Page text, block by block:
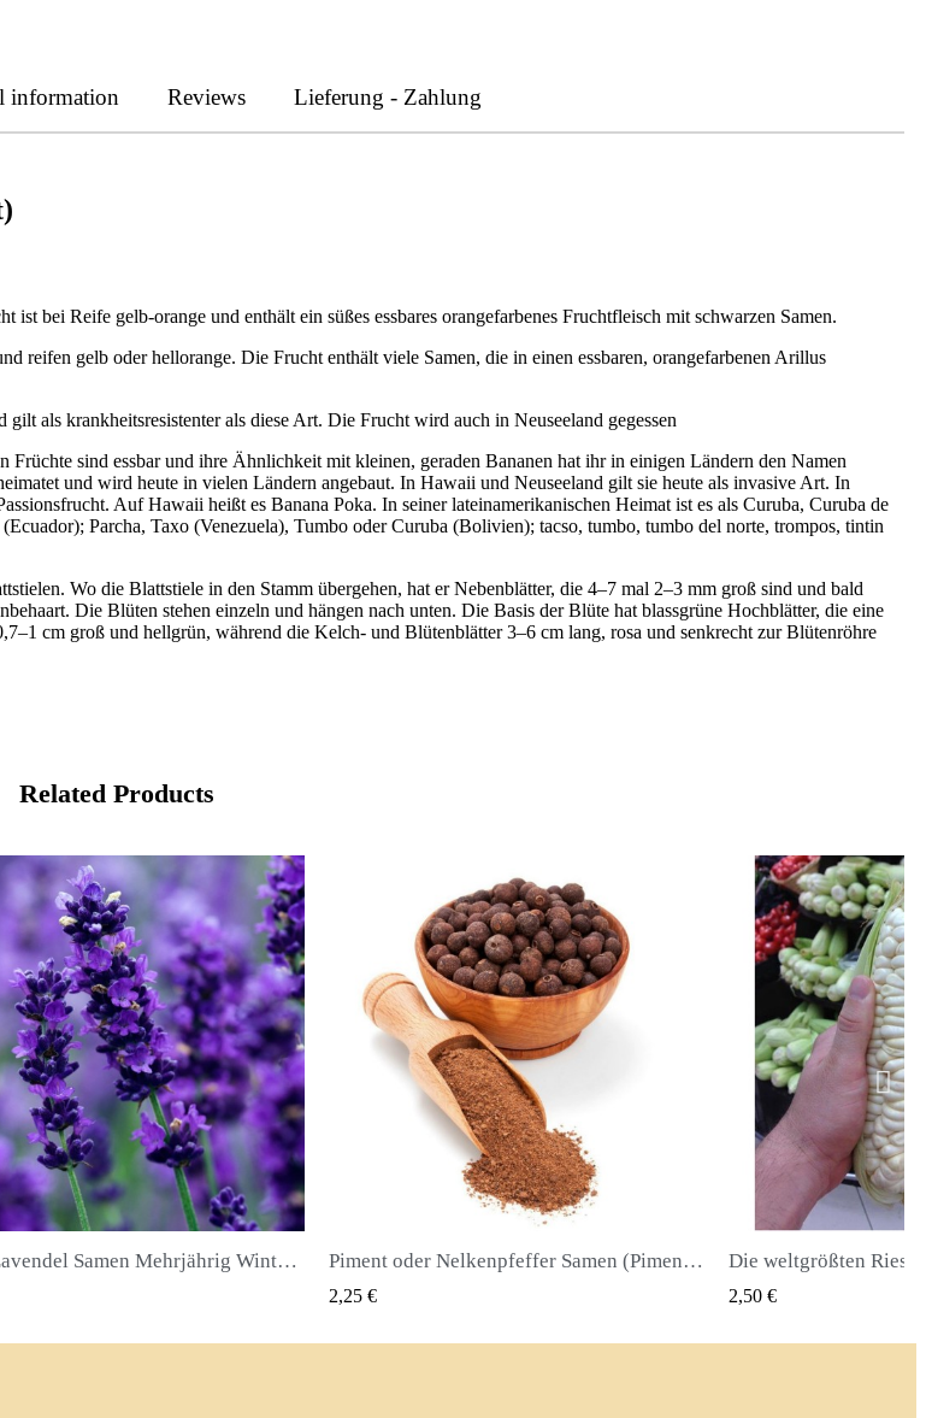
information Reviews Lieferung - Zahlung
bei Reife gelb-orange und enthält ein süßes essbares orangefarbenes Fruchtfleisch mit schwarzen Samen.
reifen gelb oder hellorange. Die Frucht enthält viele Samen, die in einen essbaren, orangefarbenen Arillus
als krankheitsresistenter als diese Art. Die Frucht wird auch in Neuseeland gegessen
Früchte sind essbar und ihre Ähnlichkeit mit kleinen, geraden Bananen hat ihr in einigen Ländern den Namen
und wird heute in vielen Ländern angebaut. In Hawaii und Neuseeland gilt sie heute als invasive Art. In
Auf Hawaii heißt es Banana Poka. In seiner lateinamerikanischen Heimat ist es als Curuba, Curuba de
Parcha, Taxo (Venezuela), Tumbo oder Curuba (Bolivien); tacso, tumbo, tumbo del norte, trompos, tintin
Wo die Blattstiele in den Stamm übergehen, hat er Nebenblätter, die 4–7 mal 2–3 mm groß sind und bald
Die Blüten stehen einzeln und hängen nach unten. Die Basis der Blüte hat blassgrüne Hochblätter, die eine
cm groß und hellgrün, während die Kelch- und Blütenblätter 3–6 cm lang, rosa und senkrecht zur Blütenröhre
Related Products
QUICK VIEW Piment oder Nelkenpfeffer Samen (Pimenta dioica) QUICK VIEW Die weltgrößten Riesenmais-Samen Cuzco - Cusco
2,50 €
QUICK
2,40 €